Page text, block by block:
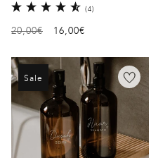
(4)
Normaler
20,00€ Verkaufspreis
16,00€
Sale